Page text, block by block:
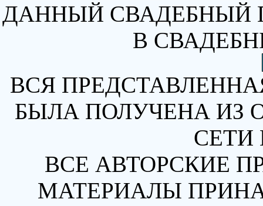
ДАННЫЙ СВАДЕБНЫЙ
В
ВСЯ
БЫЛА ПОЛУЧЕНА ИЗ
СЕТИ
ВСЕ АВТОРСКИЕ
МАТЕРИАЛЫ